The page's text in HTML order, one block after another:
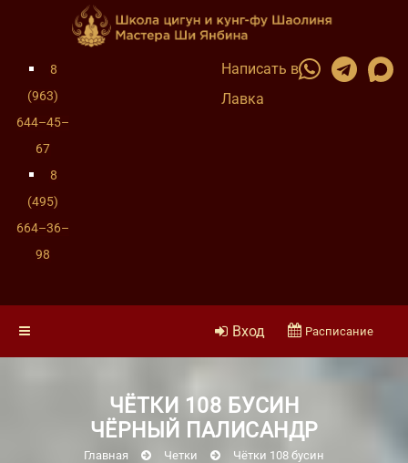
8
(963)
644–45–
67
8
(495)
664–36–
98
Написать в
Лавка
Вход Расписание
ЧЁТКИ 108 БУСИН
ЧЁРНЫЙ ПАЛИСАНДР
Главная Четки
Чётки 108 бусин